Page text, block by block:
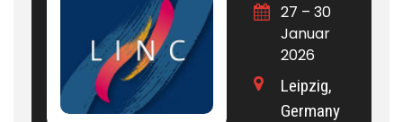
27 – 30
Januar
2026
Leipzig,
Germany